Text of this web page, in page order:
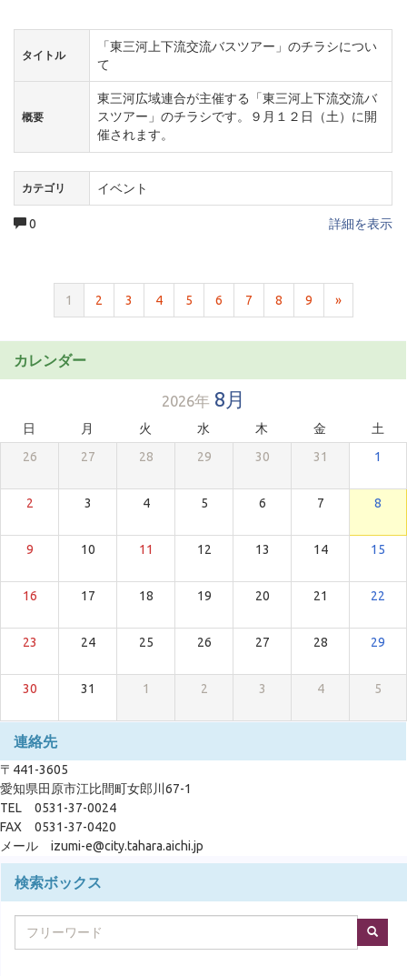
タイトル
「東三河上下流交流バスツアー」のチラシについ
て
概要
東三河広域連合が主催する「東三河上下流交流バ
スツアー」のチラシです。９月１２日（土）に開
催されます。
カテゴリ イベント
0 詳細を表示
1 2 3 4 5 6 7 8 9 »
カレンダー
2026年 8月
日 月 火 水 木 金
土
26
27 28 29 30 31 1
2 3 4 5 6 7 8
9 10 11 12 13 14 15
16 17 18 19 20 21 22
23 24 25 26 27 28 29
30 31 1 2 3 4 5
連絡先
〒441-3605
愛知県田原市江比間町女郎川67-1
TEL 0531-37-0024
FAX 0531-37-0420
メール izumi-e@city.tahara.aichi.jp
検索ボックス